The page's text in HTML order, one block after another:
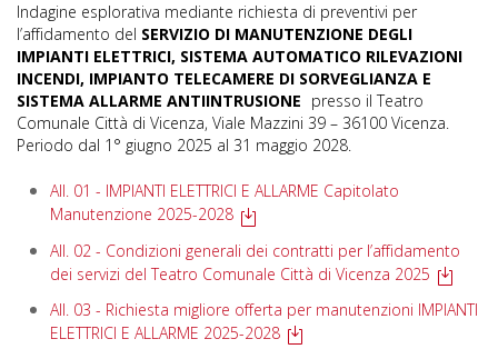
Indagine esplorativa mediante richiesta di preventivi per
l’affidamento del SERVIZIO DI MANUTENZIONE DEGLI
IMPIANTI ELETTRICI, SISTEMA AUTOMATICO RILEVAZIONI
INCENDI, IMPIANTO TELECAMERE DI SORVEGLIANZA E
SISTEMA ALLARME ANTIINTRUSIONE presso il Teatro
Comunale Città di Vicenza, Viale Mazzini 39 – 36100 Vicenza.
Periodo dal 1° giugno 2025 al 31 maggio 2028.
All. 01 - IMPIANTI ELETTRICI E ALLARME Capitolato
Manutenzione 2025-2028
All. 02 - Condizioni generali dei contratti per l’affidamento
dei servizi del Teatro Comunale Città di Vicenza 2025
All. 03 - Richiesta migliore offerta per manutenzioni IMPIANTI
ELETTRICI E ALLARME 2025-2028